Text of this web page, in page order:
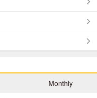
Monthly